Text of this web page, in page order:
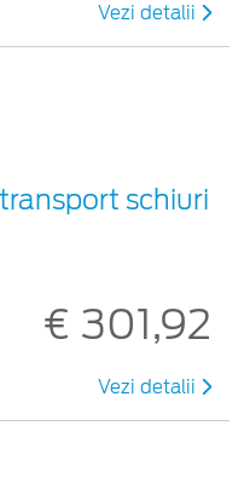
Vezi detalii
schiuri
€ 301,92
Vezi detalii